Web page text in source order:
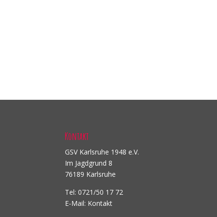
Kontakt
GSV Karlsruhe 1948 e.V.
Im Jagdgrund 8
76189 Karlsruhe
Tel: 0721/50 17 72
E-Mail: Kontakt